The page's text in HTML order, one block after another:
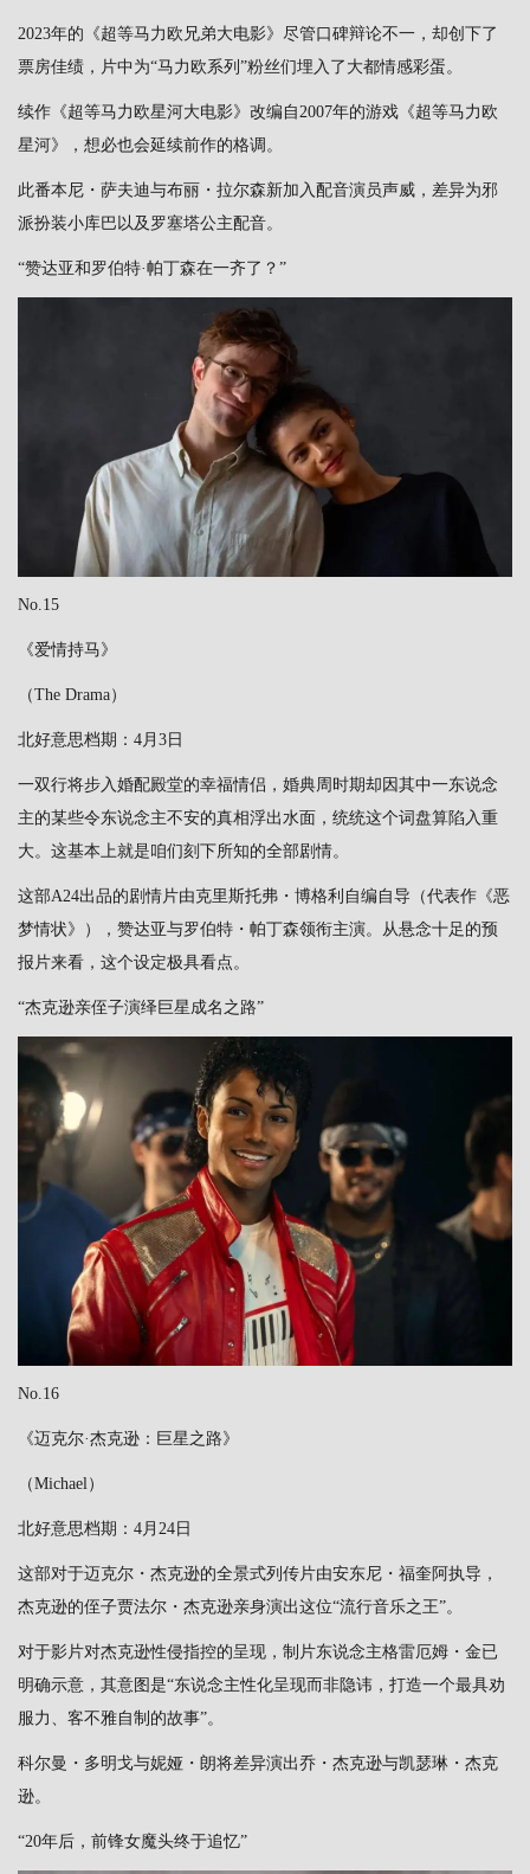
2023年的《超等马力欧兄弟大电影》尽管口碑辩论不一，却创下了
票房佳绩，片中为“马力欧系列”粉丝们埋入了大都情感彩蛋。
续作《超等马力欧星河大电影》改编自2007年的游戏《超等马力欧
星河》，想必也会延续前作的格调。
此番本尼・萨夫迪与布丽・拉尔森新加入配音演员声威，差异为邪
派扮装小库巴以及罗塞塔公主配音。
“赞达亚和罗伯特·帕丁森在一齐了？”
No.15
《爱情持马》
（The Drama）
北好意思档期：4月3日
一双行将步入婚配殿堂的幸福情侣，婚典周时期却因其中一东说念
主的某些令东说念主不安的真相浮出水面，统统这个词盘算陷入重
大。这基本上就是咱们刻下所知的全部剧情。
这部A24出品的剧情片由克里斯托弗・博格利自编自导（代表作《恶
梦情状》），赞达亚与罗伯特・帕丁森领衔主演。从悬念十足的预
报片来看，这个设定极具看点。
“杰克逊亲侄子演绎巨星成名之路”
No.16
《迈克尔·杰克逊：巨星之路》
（Michael）
北好意思档期：4月24日
这部对于迈克尔・杰克逊的全景式列传片由安东尼・福奎阿执导，
杰克逊的侄子贾法尔・杰克逊亲身演出这位“流行音乐之王”。
对于影片对杰克逊性侵指控的呈现，制片东说念主格雷厄姆・金已
明确示意，其意图是“东说念主性化呈现而非隐讳，打造一个最具劝
服力、客不雅自制的故事”。
科尔曼・多明戈与妮娅・朗将差异演出乔・杰克逊与凯瑟琳・杰克
逊。
“20年后，前锋女魔头终于追忆”